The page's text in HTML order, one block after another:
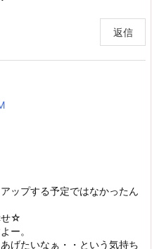
返信
ップする予定ではなかったん
せ☆
ー。
げたいなぁ・・という気持ち